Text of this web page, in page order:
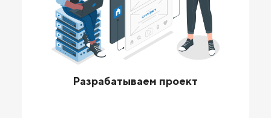
Разрабатываем проект